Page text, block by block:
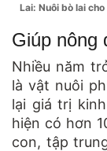
Lai: Nuôi bò lai
Giúp nông
Nhiều năm
là vật nuôi
lại giá trị
hiện có hơn
con, tập